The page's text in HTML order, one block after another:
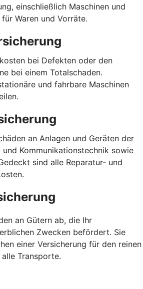
einschließlich Maschinen und
Waren und Vorräte.
bei Defekten oder den
bei einem Totalschaden.
und fahrbare Maschinen
an Anlagen und Geräten der
Kommunikationstechnik sowie
sind alle Reparatur- und
an Gütern ab, die Ihr
Zwecken befördert. Sie
einer Versicherung für den reinen
Transporte.